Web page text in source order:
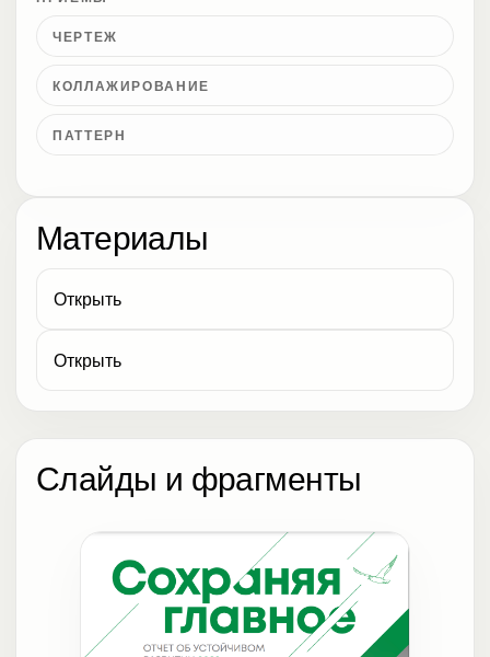
ЧЕРТЕЖ
КОЛЛАЖИРОВАНИЕ
ПАТТЕРН
Материалы
Открыть
Открыть
Слайды и фрагменты